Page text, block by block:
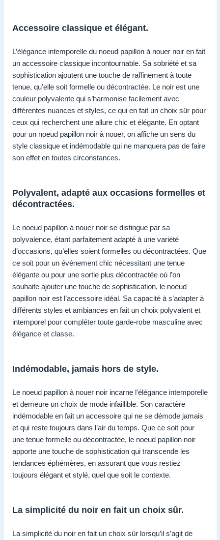
Accessoire classique et élégant.
L’élégance intemporelle du noeud papillon à nouer noir en fait
un accessoire classique incontournable. Sa sobriété et sa
sophistication ajoutent une touche de raffinement à toute
tenue, qu’elle soit formelle ou décontractée. Le noir est une
couleur polyvalente qui s’harmonise facilement avec
différentes nuances et styles, ce qui en fait un choix sûr pour
ceux qui recherchent une allure chic et élégante. En optant
pour un noeud papillon noir à nouer, on affiche un sens du
style classique et indémodable qui ne manquera pas de faire
son effet en toutes circonstances.
Polyvalent, adapté aux occasions formelles et
décontractées.
Le noeud papillon à nouer noir se distingue par sa
polyvalence, étant parfaitement adapté à une variété
d’occasions, qu’elles soient formelles ou décontractées. Que
ce soit pour un événement chic nécessitant une tenue
élégante ou pour une sortie plus décontractée où l’on
souhaite ajouter une touche de sophistication, le noeud
papillon noir est l’accessoire idéal. Sa capacité à s’adapter à
différents styles et ambiances en fait un choix polyvalent et
intemporel pour compléter toute garde-robe masculine avec
élégance et classe.
Indémodable, jamais hors de style.
Le noeud papillon à nouer noir incarne l’élégance intemporelle
et demeure un choix de mode infaillible. Son caractère
indémodable en fait un accessoire qui ne se démode jamais
et qui reste toujours dans l’air du temps. Que ce soit pour
une tenue formelle ou décontractée, le noeud papillon noir
apporte une touche de sophistication qui transcende les
tendances éphémères, en assurant que vous restiez
toujours élégant et stylé, quel que soit le contexte.
La simplicité du noir en fait un choix sûr.
La simplicité du noir en fait un choix sûr lorsqu’il s’agit de